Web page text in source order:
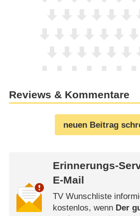
Reviews & Kommentare
neuen Beitrag
Erinnerungs-
E-Mail
TV Wunschliste
kostenlos, wenn Der